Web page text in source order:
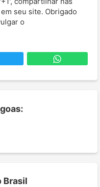
seu site. Obrigado
o
Brasil